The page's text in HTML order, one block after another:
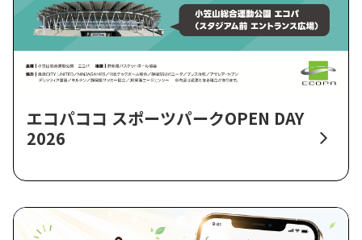
エコパココ スポーツパークOPEN DAY
2026